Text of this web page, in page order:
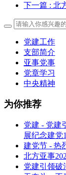
下一篇 : 北
党建工作
支部简介
亚事党事
党章学习
中央精神
为你推荐
党建 - 党
展纪念建党
建党节 - 热
北方亚事
党建引领